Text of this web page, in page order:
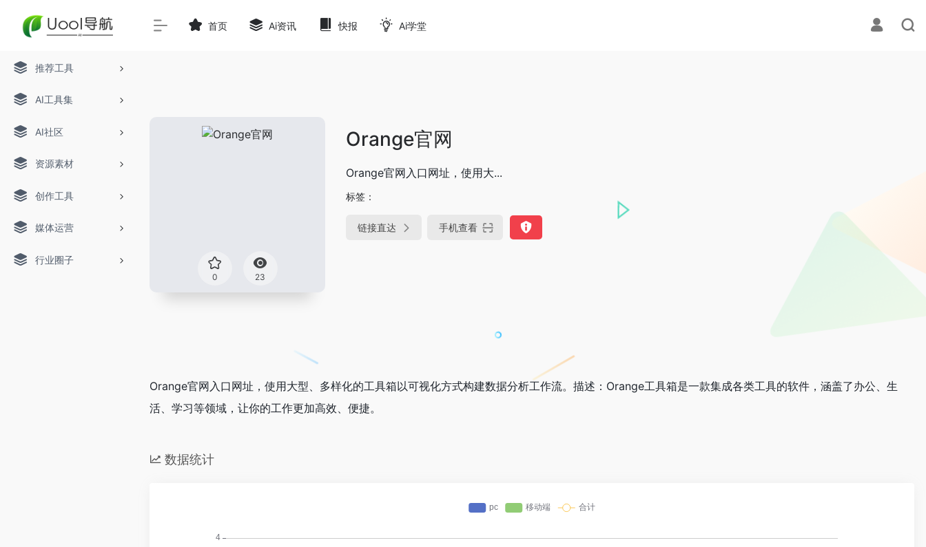
推荐工具
AI工具集
AI社区
资源素材
创作工具
媒体运营
行业圈子
首页 Ai资讯 快报 Ai学堂
0 23
Orange官网
Orange官网入口网址，使用大...
标签：
链接直达 手机查看
Orange官网入口网址，使用大型、多样化的工具箱以可视化方式构建数据分析工作流。描述：Orange工具箱是一款集成各类工具的软件，涵盖了办公、生
活、学习等领域，让你的工作更加高效、便捷。
数据统计